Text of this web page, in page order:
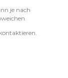
je nach